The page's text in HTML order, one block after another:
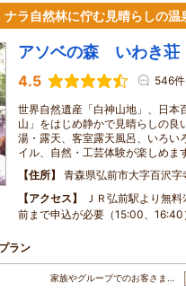
ラ自然林に佇む見晴らしの温
アソベの森 いわき荘
4.5 546件
世界自然遺産「白神山地」、日本
山」をはじめ静かで見晴らしの良
湯・露天、客室露天風呂、いろい
イル、自然・工芸体験が楽しめま
住所
青森県弘前市大字百沢
アクセス
ＪＲ弘前駅より無
前まで申込が必要（15:00、16:40
ラン
家族やグループでのお客さま…